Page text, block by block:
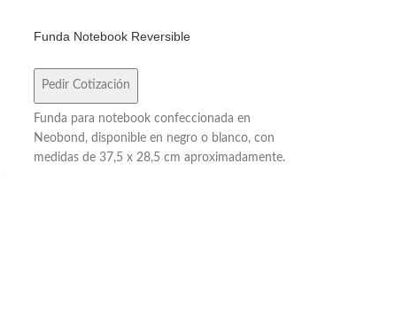
Funda Notebook Reversible
Pedir Cotización
Funda para notebook confeccionada en
Neobond, disponible en negro o blanco, con
medidas de 37,5 x 28,5 cm aproximadamente.